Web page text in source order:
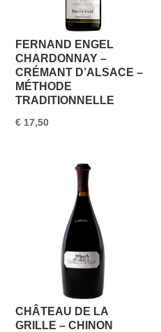
FERNAND ENGEL
CHARDONNAY –
CRÉMANT D’ALSACE –
MÉTHODE
TRADITIONNELLE
€ 17,50
CHÂTEAU DE LA
GRILLE – CHINON